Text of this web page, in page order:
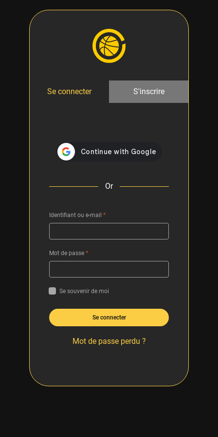
Se connecter S'inscrire
Or
Identifiant ou e-mail *
Mot de passe *
Se souvenir de moi
Se connecter
Mot de passe perdu ?